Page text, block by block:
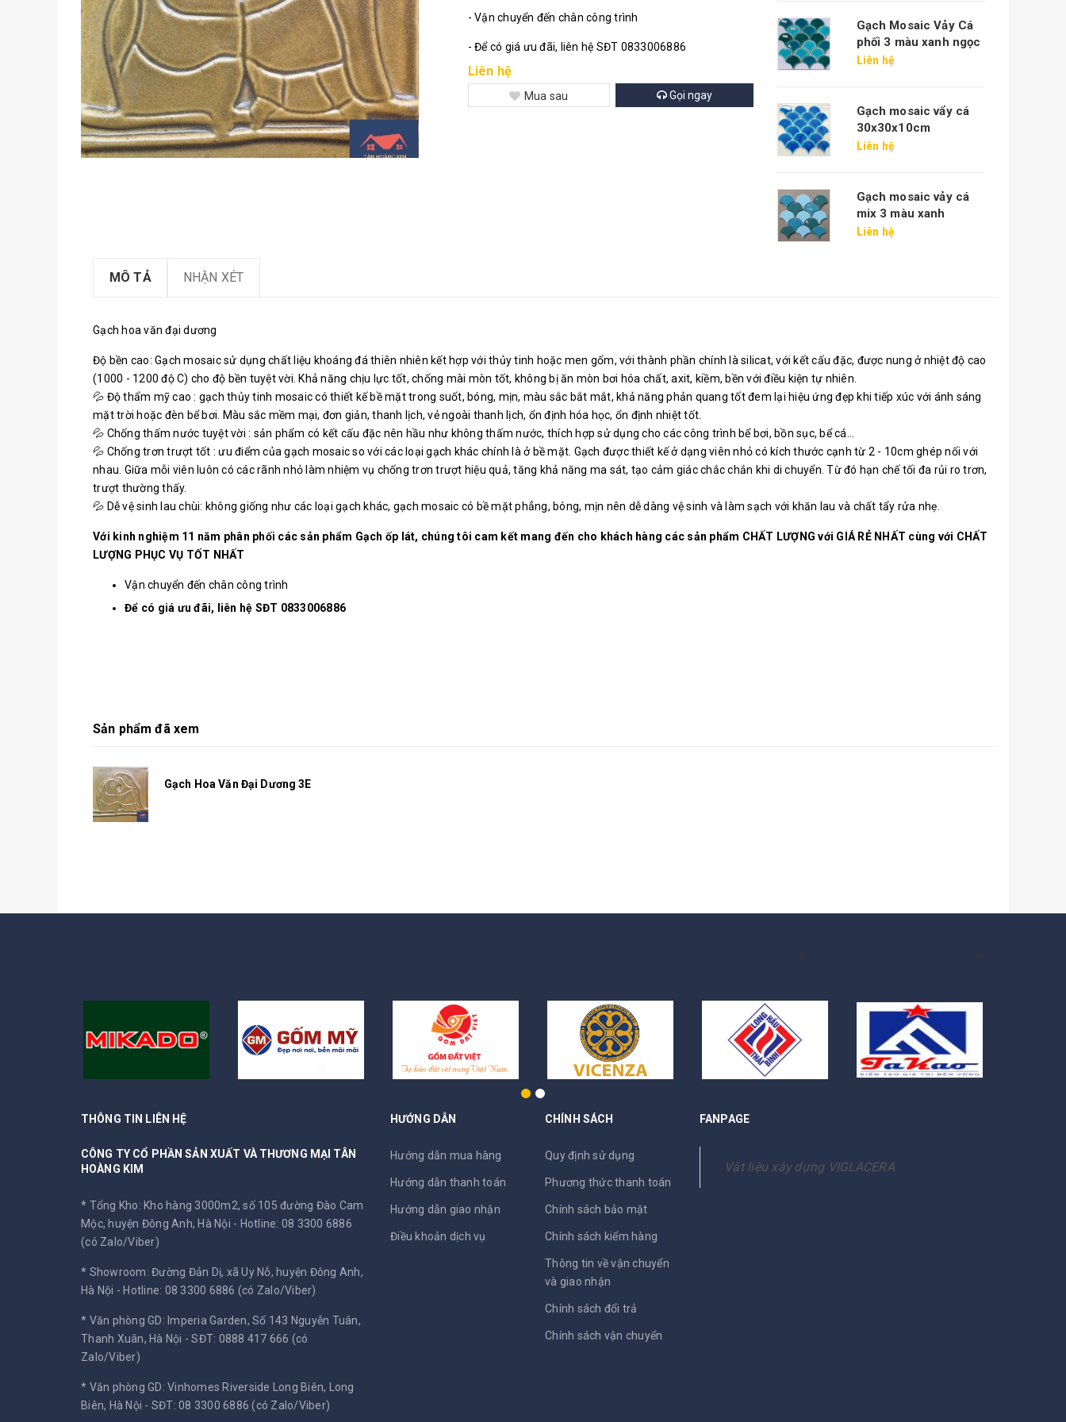
- Vận chuyển đến chân công trình
- Để có giá ưu đãi, liên hệ SĐT 0833006886
Liên hệ
Mua sau Gọi ngay
Gạch Mosaic Vảy Cá
phối 3 màu xanh ngọc
Liên hệ
Gạch mosaic vẩy cá
30x30x10cm
Liên hệ
Gạch mosaic vảy cá
mix 3 màu xanh
Liên hệ
MÔ TẢ NHẬN XÉT
Gạch hoa văn đại dương
Độ bền cao: Gạch mosaic sử dụng chất liệu khoáng đá thiên nhiên kết hợp với thủy tinh hoặc men gốm, với thành phần chính là silicat, với kết cấu đặc, được nung ở nhiệt độ cao
(1000 - 1200 độ C) cho độ bền tuyệt vời. Khả năng chịu lực tốt, chống mài mòn tốt, không bị ăn mòn bơi hóa chất, axit, kiềm, bền với điều kiện tự nhiên.
💦 Độ thẩm mỹ cao : gạch thủy tinh mosaic có thiết kế bề mặt trong suốt, bóng, mịn, màu sắc bắt mắt, khả năng phản quang tốt đem lại hiệu ứng đẹp khi tiếp xúc với ánh sáng
mặt trời hoặc đèn bể bơi. Màu sắc mềm mại, đơn giản, thanh lịch, vẻ ngoài thanh lịch, ổn định hóa học, ổn định nhiệt tốt.
💦 Chống thấm nước tuyệt vời : sản phẩm có kết cấu đặc nên hầu như không thấm nước, thích hợp sử dụng cho các công trình bể bơi, bồn sục, bể cá...
💦 Chống trơn trượt tốt : ưu điểm của gạch mosaic so với các loại gạch khác chính là ở bề mặt. Gạch được thiết kế ở dạng viên nhỏ có kích thước cạnh từ 2 - 10cm ghép nối với
nhau. Giữa mỗi viên luôn có các rãnh nhỏ làm nhiệm vụ chống trơn trượt hiệu quả, tăng khả năng ma sát, tạo cảm giác chắc chắn khi di chuyển. Từ đó hạn chế tối đa rủi ro trơn,
trượt thường thấy.
💦 Dễ vệ sinh lau chùi: không giống như các loại gạch khác, gạch mosaic có bề mặt phẳng, bóng, mịn nên dễ dàng vệ sinh và làm sạch với khăn lau và chất tẩy rửa nhẹ.
Với kinh nghiệm 11 năm phân phối các sản phẩm Gạch ốp lát, chúng tôi cam kết mang đến cho khách hàng các sản phẩm CHẤT LƯỢNG với GIÁ RẺ NHẤT cùng với CHẤT
LƯỢNG PHỤC VỤ TỐT NHẤT
Vận chuyển đến chân công trình
Để có giá ưu đãi, liên hệ SĐT 0833006886
Sản phẩm đã xem
Gạch Hoa Văn Đại Dương 3E
THÔNG TIN LIÊN HỆ
CÔNG TY CỔ PHẦN SẢN XUẤT VÀ THƯƠNG MẠI TÂN
HOÀNG KIM
* Tổng Kho: Kho hàng 3000m2, số 105 đường Đào Cam
Mộc, huyện Đông Anh, Hà Nội - Hotline: 08 3300 6886
(có Zalo/Viber)
* Showroom: Đường Đản Dị, xã Uy Nỗ, huyện Đông Anh,
Hà Nội -Hotline: 08 3300 6886 (có Zalo/Viber)
* Văn phòng GD: Imperia Garden, Số 143 Nguyễn Tuân,
Thanh Xuân, Hà Nội -SĐT: 0888 417 666 (có
Zalo/Viber)
* Văn phòng GD: Vinhomes Riverside Long Biên, Long
Biên, Hà Nội - SĐT: 08 3300 6886 (có Zalo/Viber)
HƯỚNG DẪN
Hướng dẫn mua hàng
Hướng dẫn thanh toán
Hướng dẫn giao nhận
Điều khoản dịch vụ
CHÍNH SÁCH
Quy định sử dụng
Phương thức thanh toán
Chính sách bảo mật
Chính sách kiểm hàng
Thông tin về vận chuyển
và giao nhận
Chính sách đổi trả
Chính sách vận chuyển
FANPAGE
Vật liệu xây dựng VIGLACERA